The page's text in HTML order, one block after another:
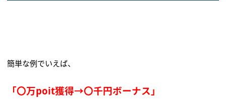
簡単な例でいえば、
「〇万poit獲得→〇千円ボーナス」